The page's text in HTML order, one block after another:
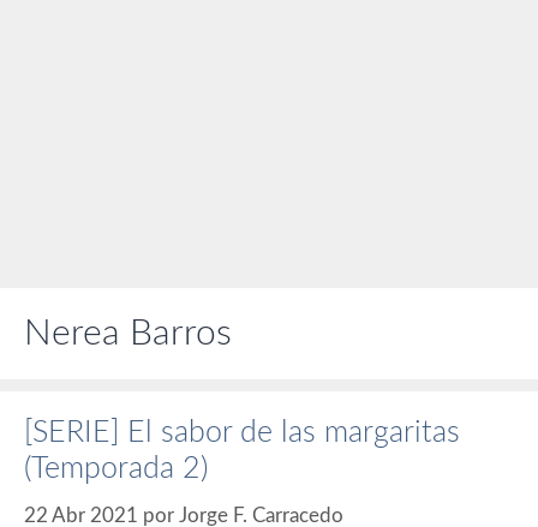
Nerea Barros
[SERIE] El sabor de las margaritas
(Temporada 2)
22 Abr 2021 por Jorge F. Carracedo